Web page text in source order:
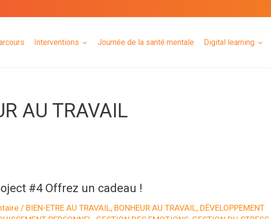
Interventions Journée de la santé mentale Digital learning
AU TRAVAIL
#4 Offrez un cadeau !
/ BIEN-ETRE AU TRAVAIL, BONHEUR AU TRAVAIL, DÉVELOPPEMENT